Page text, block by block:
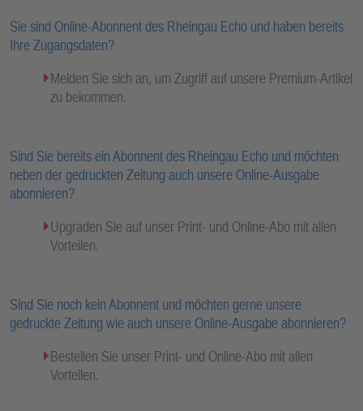
Sie sind Online-Abonnent des Rheingau Echo und haben bereits
Ihre Zugangsdaten?
Melden Sie sich an, um Zugriff auf unsere Premium-Artikel
zu bekommen.
Sind Sie bereits ein Abonnent des Rheingau Echo und möchten
neben der gedruckten Zeitung auch unsere Online-Ausgabe
abonnieren?
Upgraden Sie auf unser Print- und Online-Abo mit allen
Vorteilen.
Sind Sie noch kein Abonnent und möchten gerne unsere
gedruckte Zeitung wie auch unsere Online-Ausgabe abonnieren?
Bestellen Sie unser Print- und Online-Abo mit allen
Vorteilen.